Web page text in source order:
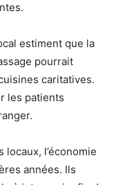
estiment que la
pourrait
caritatives.
les patients
l’économie
années. Ils